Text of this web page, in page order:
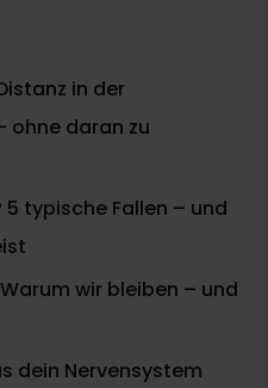
in der
ohne daran zu
typische Fallen – und
wir bleiben – und
dein Nervensystem